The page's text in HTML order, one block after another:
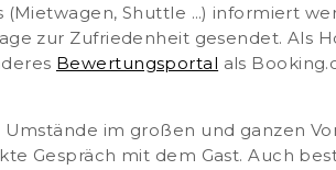
(Mietwagen, Shuttle …) informiert
zur Zufriedenheit gesendet. Als
Bewertungsportal als
Umstände im großen und ganzen
Gespräch mit dem Gast. Auch